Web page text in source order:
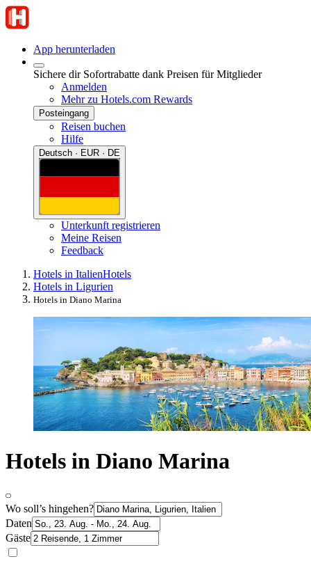
App herunterladen
Sichere dir Sofortrabatte dank Preisen für Mitglieder
Anmelden
Mehr zu Hotels.com Rewards
Posteingang
Reisen buchen
Hilfe
Deutsch · EUR · DE
Unterkunft registrieren
Meine Reisen
Feedback
Hotels in ItalienHotels
Hotels in Ligurien
Hotels in Diano Marina
Hotels in Diano Marina
Wo soll’s hingehen?
Daten
Gäste